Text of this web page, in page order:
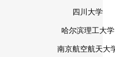
四川大学
哈尔滨理工大学
南京航空航天大